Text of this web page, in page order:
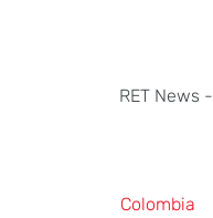
RET News -
Colombia